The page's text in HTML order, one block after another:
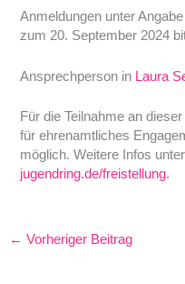
Anmeldungen unter
zum 20. September 2024
Ansprechperson in Laura
Für die Teilnahme an
für ehrenamtliches
möglich. Weitere Infos
jugendring.de/freistellung.
← Vorheriger Beitrag